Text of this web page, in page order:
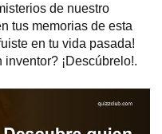
de nuestro
tus memorias de esta
en tu vida pasada!
¡Descúbrelo!.